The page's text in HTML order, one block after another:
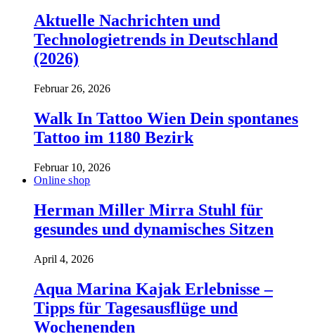
Aktuelle Nachrichten und
Technologietrends in Deutschland
(2026)
Februar 26, 2026
Walk In Tattoo Wien Dein spontanes
Tattoo im 1180 Bezirk
Februar 10, 2026
Online shop
Herman Miller Mirra Stuhl für
gesundes und dynamisches Sitzen
April 4, 2026
Aqua Marina Kajak Erlebnisse –
Tipps für Tagesausflüge und
Wochenenden